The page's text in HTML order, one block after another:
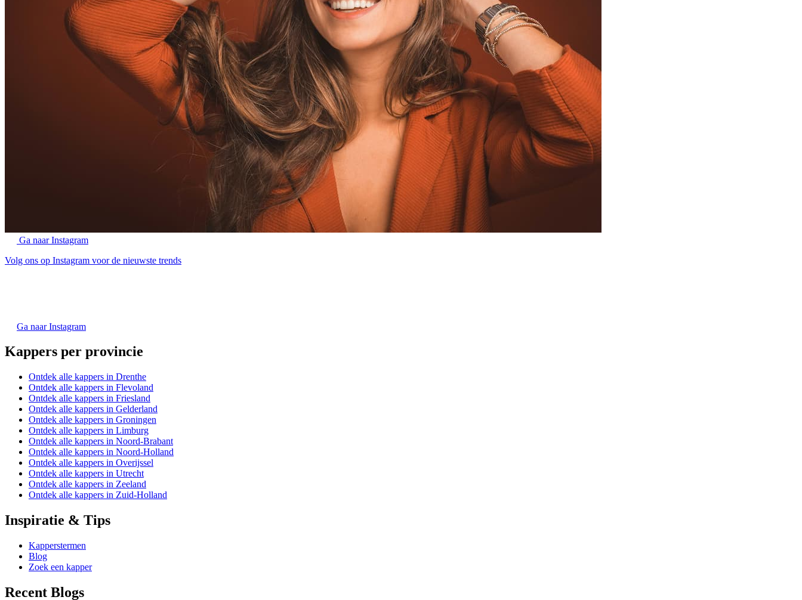
Ga naar Instagram
Volg ons op Instagram voor de nieuwste trends
Ga naar Instagram
Kappers per provincie
Ontdek alle kappers in Drenthe
Ontdek alle kappers in Flevoland
Ontdek alle kappers in Friesland
Ontdek alle kappers in Gelderland
Ontdek alle kappers in Groningen
Ontdek alle kappers in Limburg
Ontdek alle kappers in Noord-Brabant
Ontdek alle kappers in Noord-Holland
Ontdek alle kappers in Overijssel
Ontdek alle kappers in Utrecht
Ontdek alle kappers in Zeeland
Ontdek alle kappers in Zuid-Holland
Inspiratie & Tips
Kapperstermen
Blog
Zoek een kapper
Recent Blogs